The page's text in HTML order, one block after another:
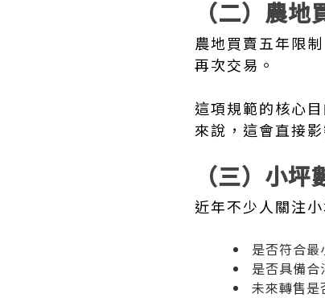
（二）農
農地買賣五年限
再次交易。
這項規範的核心
來說，這會直接
（三）小
近年不少人關注
是否符合最
是否具備合
未來轉售是